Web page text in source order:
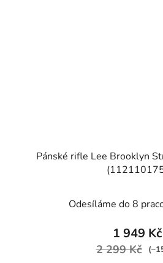
Pánské rifle Lee Brooklyn
Odesíláme do 8
1 949 Kč
2 299 Kč